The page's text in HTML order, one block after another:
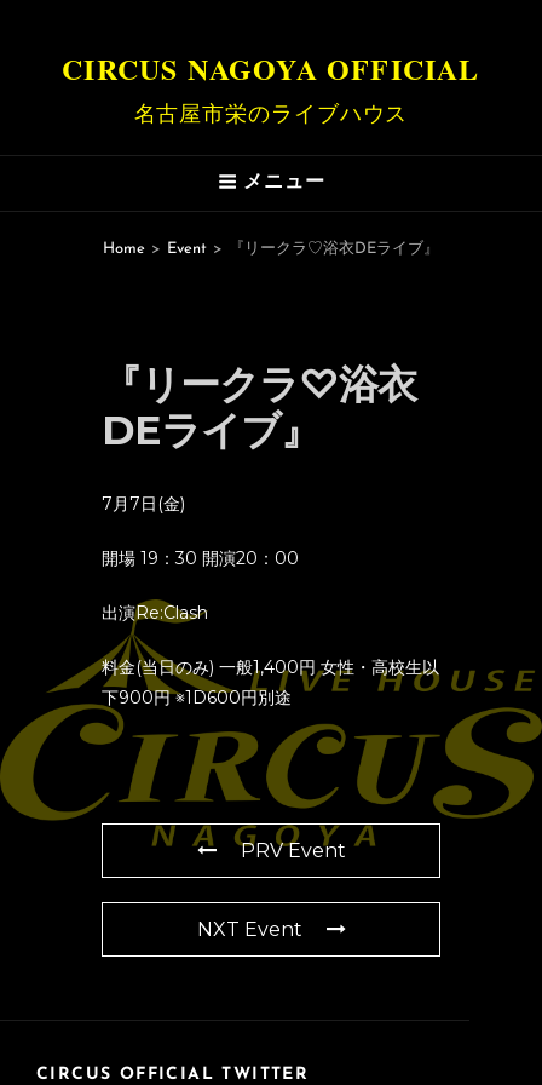
CIRCUS NAGOYA OFFICIAL
名古屋市栄のライブハウス
メニュー
Home > Event > 『リークラ♡浴衣DEライブ』
『リークラ♡浴衣
DEライブ』
7月7日(金)
開場 19：30 開演20：00
出演Re:Clash
料金(当日のみ) 一般1,400円 女性・高校生以
下900円 ※1D600円別途
PRV Event
NXT Event
CIRCUS OFFICIAL TWITTER